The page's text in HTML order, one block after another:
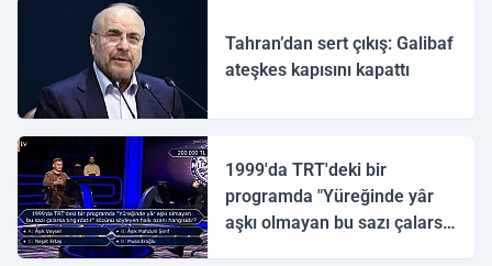
Tahran’dan sert çıkış: Galibaf
ateşkes kapısını kapattı
1999'da TRT'deki bir
programda "Yüreğinde yâr
aşkı olmayan bu sazı çalarsa